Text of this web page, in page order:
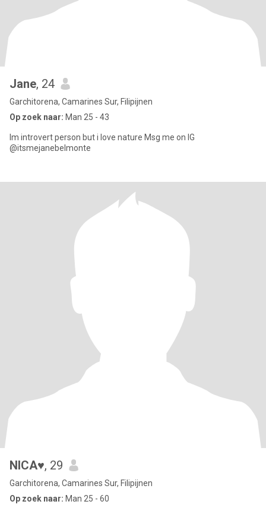
Jane, 24
Garchitorena, Camarines Sur, Filipijnen
Op zoek naar: Man 25 - 43
Im introvert person but i love nature Msg me on IG
@itsmejanebelmonte
NICA♥️, 29
Garchitorena, Camarines Sur, Filipijnen
Op zoek naar: Man 25 - 60